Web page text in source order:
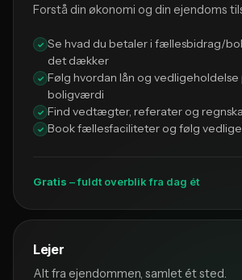
Forstå din økonomi og din ejendoms
Se hvad du betaler i fællesbidrag/
det dækker
Følg hvordan lån og vedligeholdelse
boligværdi
Find vedtægter, referater og
Book fællesfaciliteter og følg
Gratis – fuldt overblik fra dag ét
Lejer
Alt fra ejendommen, samlet ét sted.